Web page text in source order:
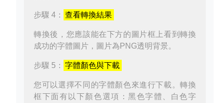
步驟 4： 查看轉換結果
轉換後，您應該能在下方的圖片框上看到轉換
成功的字體圖片，圖片為PNG透明背景。
步驟 5： 字體顏色與下載
您可以選擇不同的字體顏色來進行下載。轉換
框下面有以下顏色選項：黑色字體、白色字